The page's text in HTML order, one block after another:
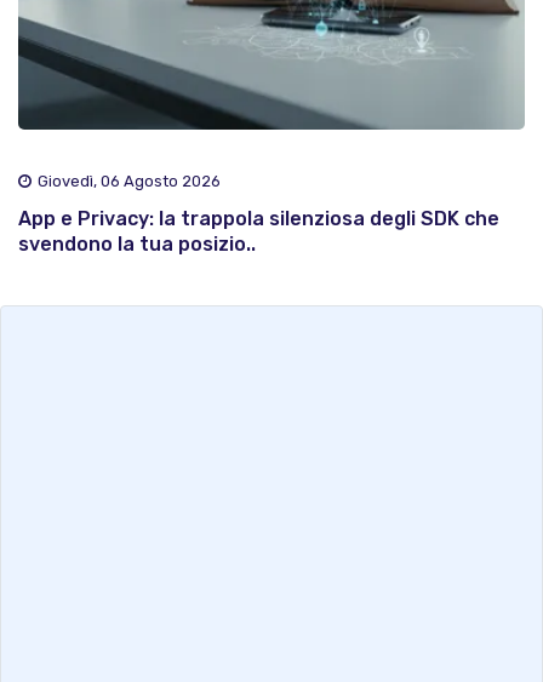
Giovedì, 06 Agosto 2026
App e Privacy: la trappola silenziosa degli SDK che
svendono la tua posizio..